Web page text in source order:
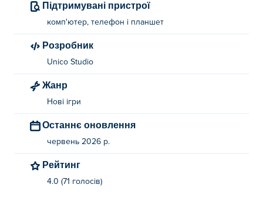
Підтримувані пристрої
комп'ютер, телефон і планшет
Розробник
Unico Studio
Жанр
Нові ігри
Останнє оновлення
червень 2026 р.
Рейтинг
4.0 (71 голосів)